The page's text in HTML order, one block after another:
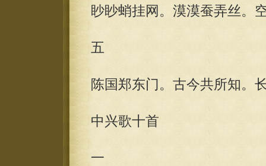
眇眇蛸挂网。漠漠蚕弄丝。
五
陈国郑东门。古今共所知。
中兴歌十首
一